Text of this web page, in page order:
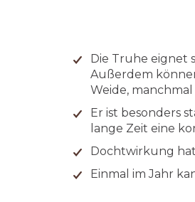
Die Truhe eignet
Außerdem
Weide, manchmal
Er ist besonders
lange Zeit eine
Dochtwirkung
Einmal im Jahr